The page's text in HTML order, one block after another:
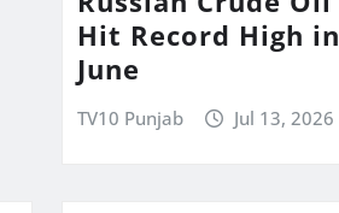
Hit Record High in
June
TV10 Punjab Jul 13, 2026